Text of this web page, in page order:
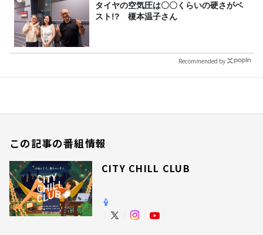
タイヤの空気圧は〇〇くらいの硬さがベ
スト!? 榎本温子さん
Recommended by
この記事の番組情報
CITY CHILL CLUB